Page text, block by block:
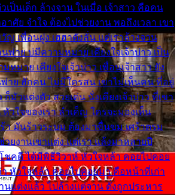
เป็นเด็ก ล้างจาน ในเมื่อ เจ้าสาว คือคน
าศัย จำใจ ต้องไปช่วยงาน พอถึงเวลา เขา
ญ เพื่อนฝูง เฮฮาดังลั่น แต่เราล้างจาน
นพ่าย บ่มีความหมาย เคียงใจเจ้าบ่าว เป็น
หมาย เคียงใจเจ้าบ่าว เพื่อนเจ้าสาว ยัง
าย ฮักคน ไม่มีใครสน เขาไม่เห็นคน ที่อยู่
ก็มัวแต่งตัว สวยเด่น นั่งเคียงเจ้าบ่าว ที่เขา
หัวใจของเรา ลำเค็ญ ใครจะมองเห็น
า มันร้าวระบม ต้องมาขื่นขม เศร้าตรม
ยงานเขาแต่ง แต่เรา แล้งมาหลายปี
ชคดี ได้มีพิธีวิวาห์ หัวใจหล้า คอยไปคอย
หัวใจหล้า คอยไปคอยมา คือหน้าที่เก่า
นแต่งแล้ว ไปล้างแต่จาน ดั่งถูกประหาร